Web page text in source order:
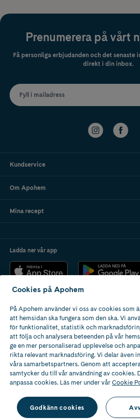
Prenumerera på vårt
Få personliga erbjudanden och det senaste
direkt i din inbox.
Fyll i mailadress
Kundservice
Om Apohem
Mina recept
Ladda ner vår app
Apotek med tillstånd
av Läkemedelsverket
Cookies på Apohem
På Apohem använder vi oss av cookies som
att hemsidan ska fungera som den ska. Vi
för funktionalitet, statistik och
att följa och analysera beteenden på vår
ge en mer personaliserad upplevelse och
rikta relevant marknadsföring. Vi delar även
våra samarbetspartners. Genom att
samtycker du till vår användning av cookies.
anpassa cookies. Läs mer under vårCookie
Godkänn cookies